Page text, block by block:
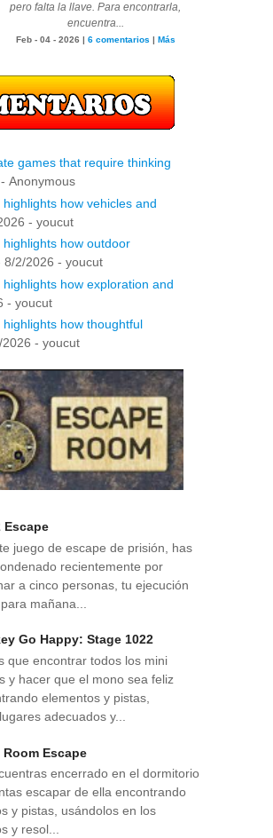
pero falta la llave. Para encontrarla,
encuentra...
Feb - 04 - 2026 | 6 comentarios | Más
games that require thinking
- Anonymous
how vehicles and
- youcut
how outdoor
8/2/2026 - youcut
how exploration and
- youcut
how thoughtful
- youcut
Escape
juego de escape de prisión, has
recientemente por
a cinco personas, tu ejecución
mañana...
Go Happy: Stage 1022
que encontrar todos los mini
y hacer que el mono sea feliz
elementos y pistas,
adecuados y...
Room Escape
encerrado en el dormitorio
escapar de ella encontrando
y pistas, usándolos en los
y resol...